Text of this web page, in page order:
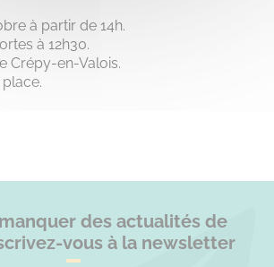
à partir de 14h.
à 12h30.
Crépy-en-Valois.
des actualités de
vous à la newsletter